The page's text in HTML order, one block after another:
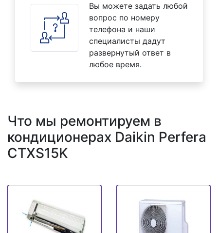
Вы можете задать любой
вопрос по номеру
телефона и наши
специалисты дадут
развернутый ответ в
любое время.
Что мы ремонтируем в
кондиционерах Daikin Perfera
CTXS15K